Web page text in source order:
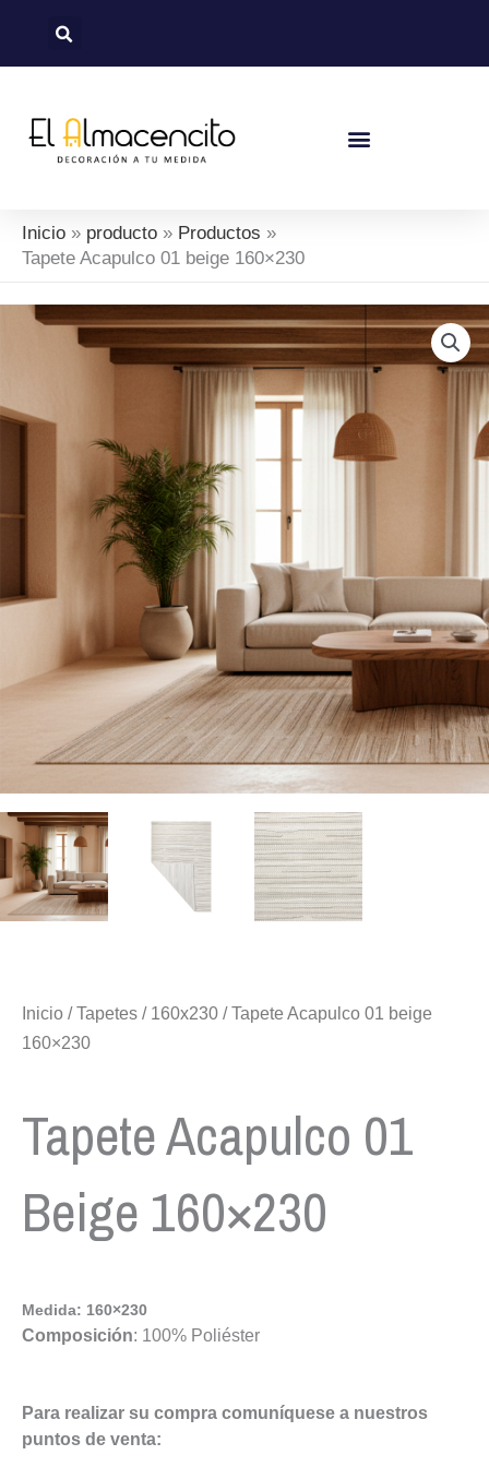
Inicio producto
Productos
Tapete Acapulco 01 beige 160×230
Inicio /Tapetes / 160x230 / Tapete Acapulco 01 beige
160×230
Tapete Acapulco 01
Beige 160×230
Medida: 160×230
Composición: 100% Poliéster
Para realizar su compra comuníquese a nuestros
puntos de venta: